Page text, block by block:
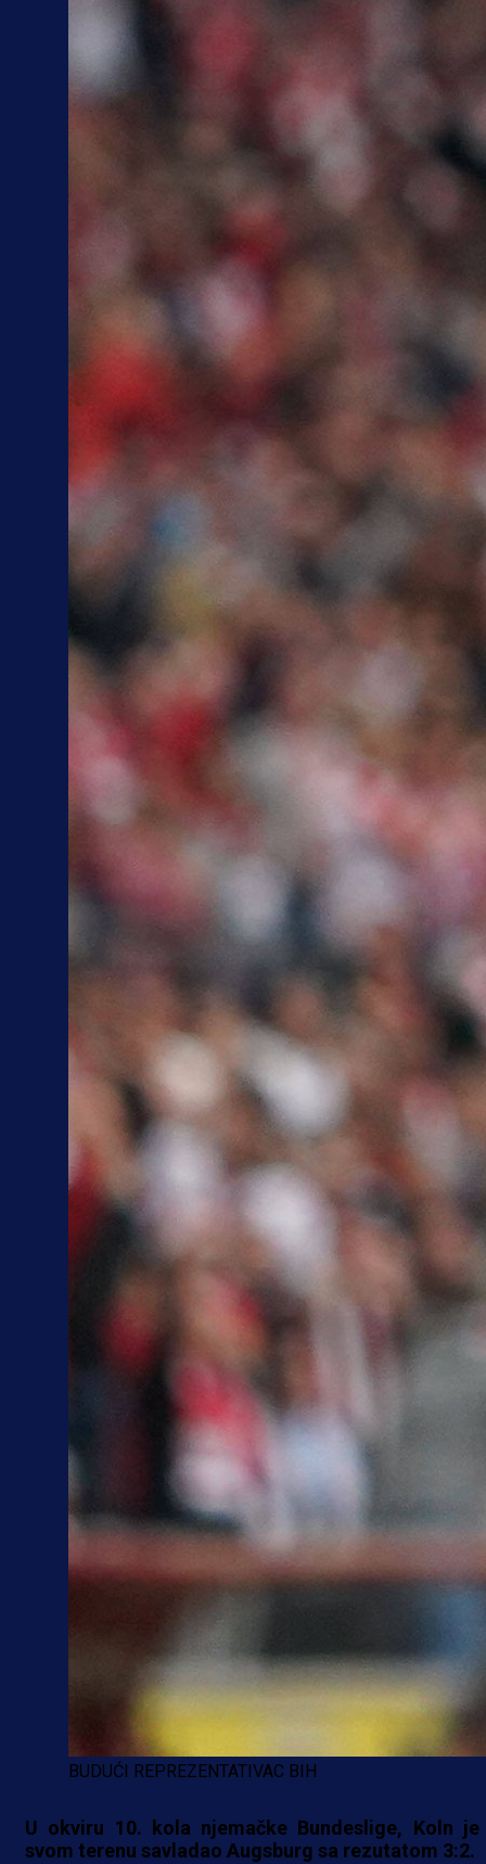
BUDUĆI REPREZENTATIVAC BIH
U okviru 10. kola njemačke Bundeslige, Koln je
svom terenu savladao Augsburg sa rezutatom 3:2.